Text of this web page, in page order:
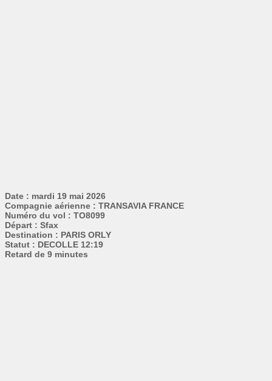
Date : mardi 19 mai 2026
Compagnie aérienne : TRANSAVIA FRANCE
Numéro du vol : TO8099
Départ : Sfax
Destination : PARIS ORLY
Statut : DECOLLE 12:19
Retard de 9 minutes